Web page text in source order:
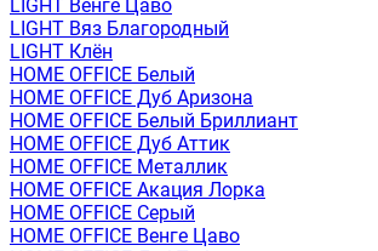
LIGHT Венге Цаво
LIGHT Вяз Благородный
LIGHT Клён
HOME OFFICE Белый
HOME OFFICE Дуб Аризона
HOME OFFICE Белый Бриллиант
HOME OFFICE Дуб Аттик
HOME OFFICE Металлик
HOME OFFICE Акация Лорка
HOME OFFICE Серый
HOME OFFICE Венге Цаво